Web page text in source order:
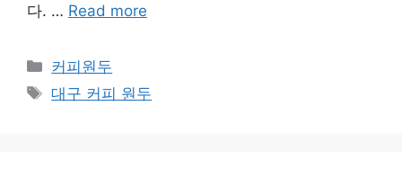
다. … Read more
카
테
고
커피원두
태
대구 커피 원두